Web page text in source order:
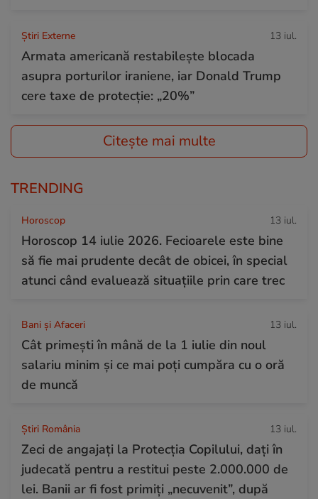
Știri Externe 13 iul.
Armata americană restabilește blocada
asupra porturilor iraniene, iar Donald Trump
cere taxe de protecție: „20%”
Citește mai multe
TRENDING
Horoscop 13 iul.
Horoscop 14 iulie 2026. Fecioarele este bine
să fie mai prudente decât de obicei, în special
atunci când evaluează situațiile prin care trec
Bani și Afaceri 13 iul.
Cât primești în mână de la 1 iulie din noul
salariu minim și ce mai poți cumpăra cu o oră
de muncă
Știri România 13 iul.
Zeci de angajați la Protecția Copilului, dați în
judecată pentru a restitui peste 2.000.000 de
lei. Banii ar fi fost primiți „necuvenit”, după